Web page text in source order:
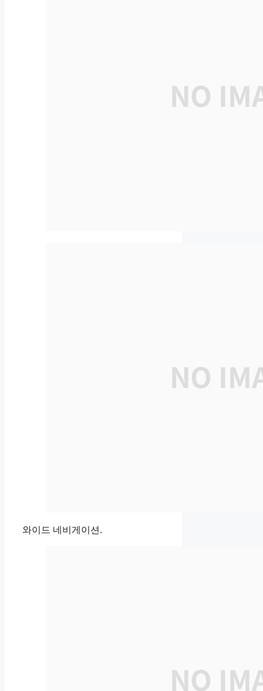
와이드 네비게이션.